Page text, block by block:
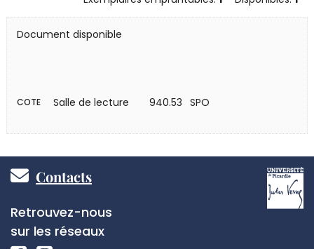
Document disponible
COTE Salle de lecture 940.53 SPO
Pied
de
page
Contacts
Réseaux
sociaux
Retrouvez-nous
sur les réseaux